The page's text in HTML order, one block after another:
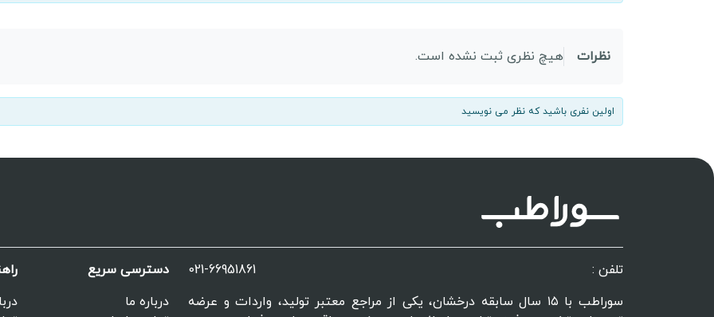
نظرات هیچ نظری ثبت نشده است.
اولین نفری باشید که نظر می نویسید
تلفن :
021-66951861
سوراطب با ۱۵ سال سابقه درخشان، یکی از مراجع معتبر تولید، واردات و عرضه
دسترسی سریع
درباره ما